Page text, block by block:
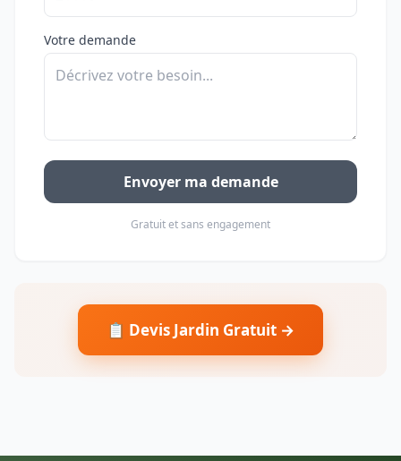
Votre demande
Envoyer ma demande
Gratuit et sans engagement
📋 Devis Jardin Gratuit →